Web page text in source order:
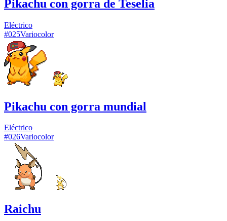
Pikachu con gorra de Teselia
Eléctrico
#025Variocolor
Pikachu con gorra mundial
Eléctrico
#026Variocolor
Raichu